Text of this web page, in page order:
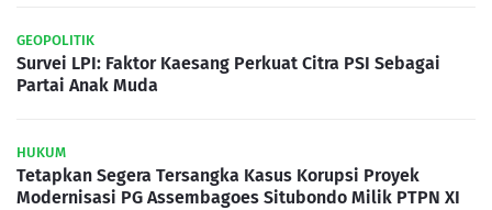
GEOPOLITIK
Survei LPI: Faktor Kaesang Perkuat Citra PSI Sebagai
Partai Anak Muda
HUKUM
Tetapkan Segera Tersangka Kasus Korupsi Proyek
Modernisasi PG Assembagoes Situbondo Milik PTPN XI